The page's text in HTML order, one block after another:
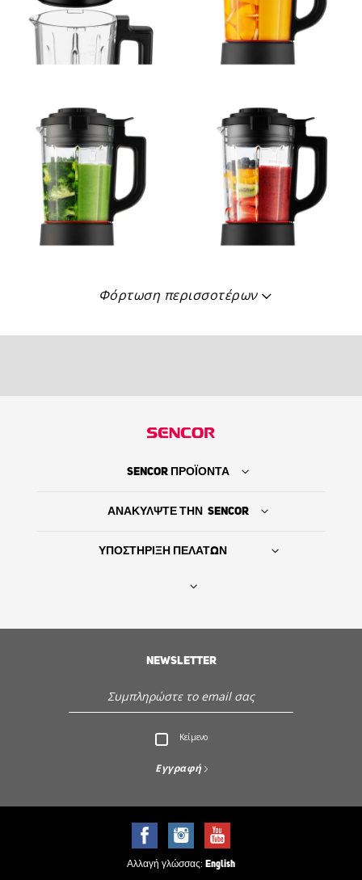
Εξυπηρέτηση - Υποστήριξη πελατών
Φόρτωση περισσοτέρων
SENCOR ΠΡΟΪΟΝΤΑ
ΑΝΑΚΥΛΨΤΕ ΤΗΝ SENCOR
ΥΠΟΣΤΗΡΙΞΗ ΠΕΛΑΤΩΝ
NEWSLETTER
Κείμενο
Εγγραφή
Αλλαγή γλώσσας: English